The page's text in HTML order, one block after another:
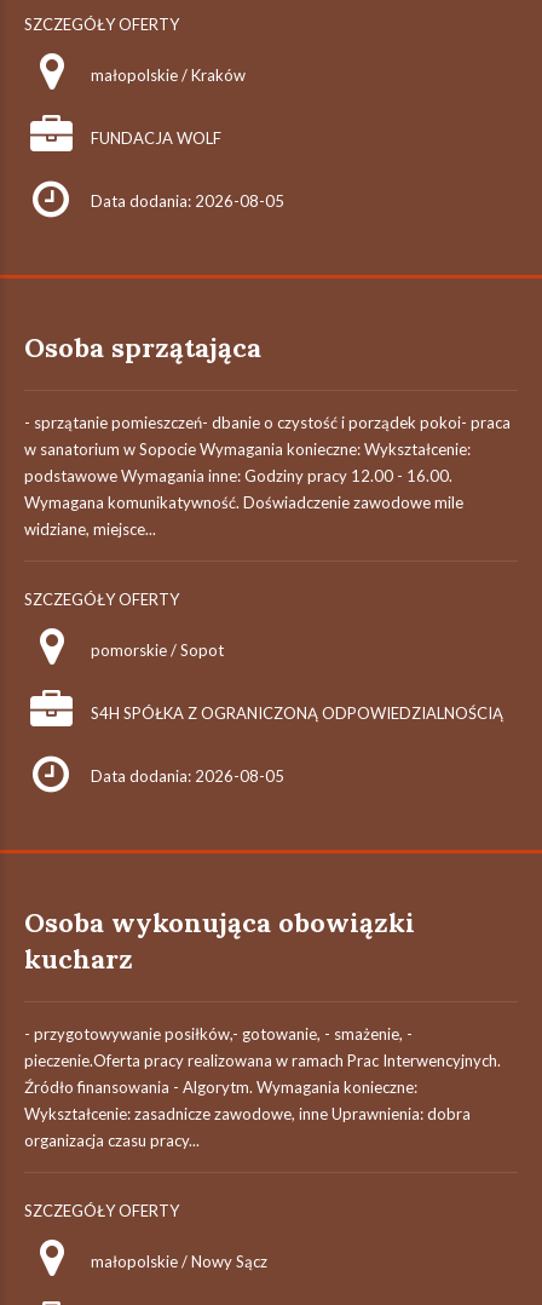
SZCZEGÓŁY OFERTY
małopolskie / Kraków
FUNDACJA WOLF
Data dodania: 2026-08-05
Osoba sprzątająca
- sprzątanie pomieszczeń- dbanie o czystość i porządek pokoi- praca
w sanatorium w Sopocie Wymagania konieczne: Wykształcenie:
podstawowe Wymagania inne: Godziny pracy 12.00 - 16.00.
Wymagana komunikatywność. Doświadczenie zawodowe mile
widziane, miejsce...
SZCZEGÓŁY OFERTY
pomorskie / Sopot
S4H SPÓŁKA Z OGRANICZONĄ ODPOWIEDZIALNOŚCIĄ
Data dodania: 2026-08-05
Osoba wykonująca obowiązki
kucharz
- przygotowywanie posiłków,- gotowanie, - smażenie, -
pieczenie.Oferta pracy realizowana w ramach Prac Interwencyjnych.
Źródło finansowania - Algorytm. Wymagania konieczne:
Wykształcenie: zasadnicze zawodowe, inne Uprawnienia: dobra
organizacja czasu pracy...
SZCZEGÓŁY OFERTY
małopolskie / Nowy Sącz